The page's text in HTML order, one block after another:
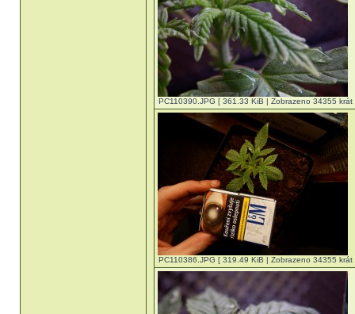
PC110390.JPG [ 361.33 KiB | Zobrazeno 34355 krát
PC110386.JPG [ 319.49 KiB | Zobrazeno 34355 krát